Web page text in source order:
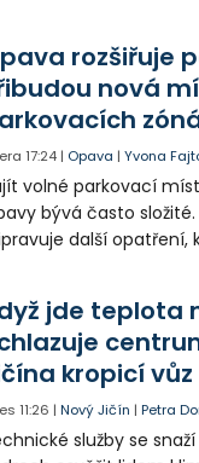
psa hledá.
rozšiřuje
nová
17:24 | Opava |Yvona
volné parkovací
bývá často
další opatření,
řidiče v parkovacích
jde teplota
kropicí vůz
11:26 |Nový Jičín |Petra
služby se